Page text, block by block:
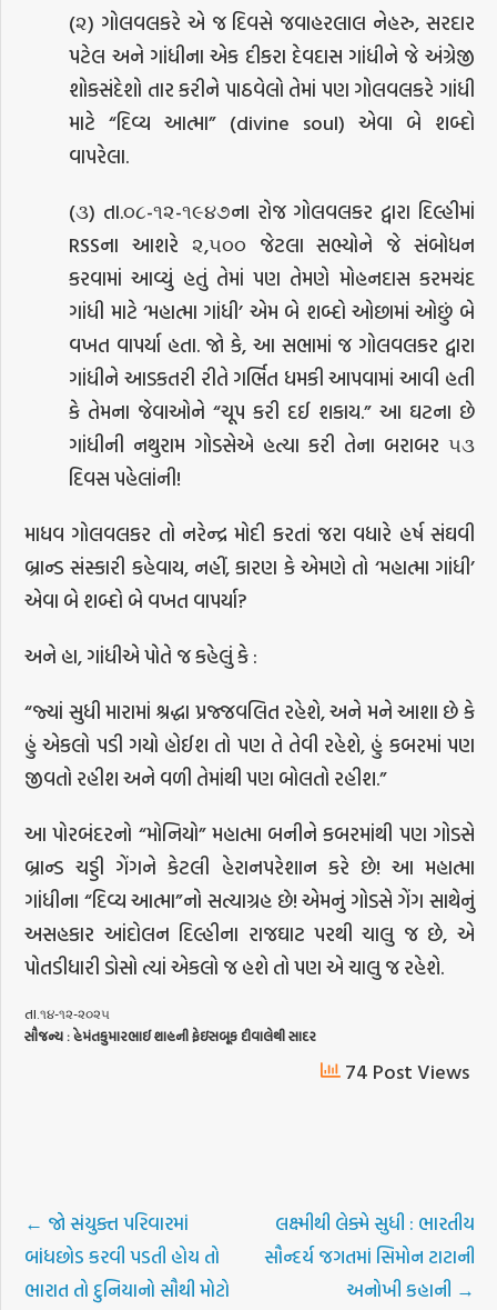
(૨) ગોલવલકરે એ જ દિવસે જવાહરલાલ નેહરુ, સરદાર
પટેલ અને ગાંધીના એક દીકરા દેવદાસ ગાંધીને જે અંગ્રેજી
શોકસંદેશો તાર કરીને પાઠવેલો તેમાં પણ ગોલવલકરે ગાંધી
માટે “દિવ્ય આત્મા” (divine soul) એવા બે શબ્દો
વાપરેલા.
(૩) તા.૦૮-૧૨-૧૯૪૭ના રોજ ગોલવલકર દ્વારા દિલ્હીમાં
RSSના આશરે ૨,૫૦૦ જેટલા સભ્યોને જે સંબોધન
કરવામાં આવ્યું હતું તેમાં પણ તેમણે મોહનદાસ કરમચંદ
ગાંધી માટે ‘મહાત્મા ગાંધી’ એમ બે શબ્દો ઓછામાં ઓછું બે
વખત વાપર્યા હતા. જો કે, આ સભામાં જ ગોલવલકર દ્વારા
ગાંધીને આડકતરી રીતે ગર્ભિત ધમકી આપવામાં આવી હતી
કે તેમના જેવાઓને “ચૂપ કરી દઈ શકાય.” આ ઘટના છે
ગાંધીની નથુરામ ગોડસેએ હત્યા કરી તેના બરાબર ૫૩
દિવસ પહેલાંની!
માધવ ગોલવલકર તો નરેન્દ્ર મોદી કરતાં જરા વધારે હર્ષ સંઘવી
બ્રાન્ડ સંસ્કારી કહેવાય, નહીં, કારણ કે એમણે તો ‘મહાત્મા ગાંધી’
એવા બે શબ્દો બે વખત વાપર્યા?
અને હા, ગાંધીએ પોતે જ કહેલું કે :
“જ્યાં સુધી મારામાં શ્રદ્ધા પ્રજ્જવલિત રહેશે, અને મને આશા છે કે
હું એકલો પડી ગયો હોઈશ તો પણ તે તેવી રહેશે, હું કબરમાં પણ
જીવતો રહીશ અને વળી તેમાંથી પણ બોલતો રહીશ.”
આ પોરબંદરનો “મોનિયો” મહાત્મા બનીને કબરમાંથી પણ ગોડસે
બ્રાન્ડ ચડ્ડી ગેંગને કેટલી હેરાનપરેશાન કરે છે! આ મહાત્મા
ગાંધીના “દિવ્ય આત્મા”નો સત્યાગ્રહ છે! એમનું ગોડસે ગેંગ સાથેનું
અસહકાર આંદોલન દિલ્હીના રાજઘાટ પરથી ચાલુ જ છે, એ
પોતડીધારી ડોસો ત્યાં એકલો જ હશે તો પણ એ ચાલુ જ રહેશે.
તા.૧૪-૧૨-૨૦૨૫
સૌજન્ય :હેમંતકુમારભાઈશાહનીફેઇસબૂકદીવાલેથીસાદર
74 Post Views
← જો સંયુક્ત પરિવારમાં
બાંધછોડ કરવી પડતી હોય તો
ભારાત તો દુનિયાનો સૌથી મોટો
લક્ષ્મીથી લેક્મે સુધી : ભારતીય
સૌન્દર્ય જગતમાં સિમોન ટાટાની
અનોખી કહાની →